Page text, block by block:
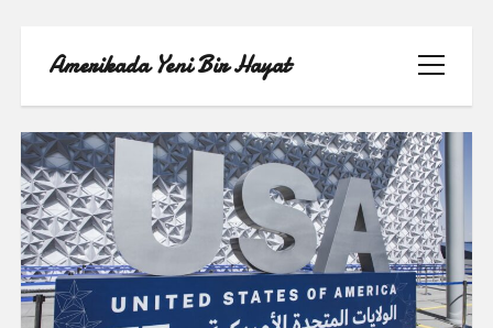
Amerikada Yeni Bir Hayat
menüyü
aç
ÖRNEK SAYFA